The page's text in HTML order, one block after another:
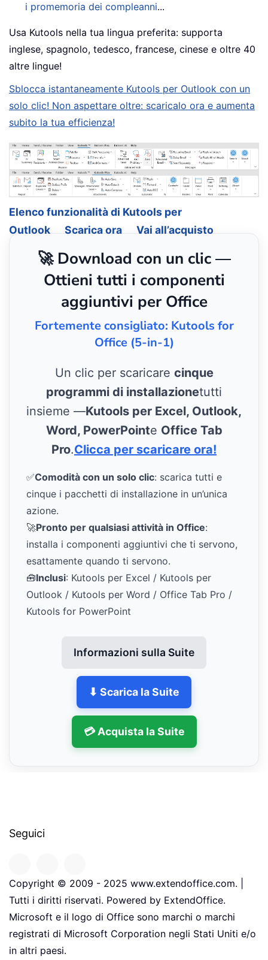
i promemoria dei compleanni...
Usa Kutools nella tua lingua preferita: supporta
inglese, spagnolo, tedesco, francese, cinese e oltre 40
altre lingue!
Sblocca istantaneamente Kutools per Outlook con un
solo clic! Non aspettare oltre: scaricalo ora e aumenta
subito la tua efficienza!
Elenco funzionalità di Kutools per
Outlook
Scarica ora Vai all’acquisto
🚀 Download con un clic —
Ottieni tutti i componenti
aggiuntivi per Office
Fortemente consigliato: Kutools for
Office (5-in-1)
Un clic per scaricare cinque
programmi di installazionetutti
insieme —Kutools per Excel, Outlook,
Word, PowerPointe Office Tab
Pro.Clicca per scaricare ora!
✅Comodità con un solo clic: scarica tutti e
cinque i pacchetti di installazione in un’unica
azione.
🚀Pronto per qualsiasi attività in Office:
installa i componenti aggiuntivi che ti servono,
esattamente quando ti servono.
🧰Inclusi: Kutools per Excel / Kutools per
Outlook / Kutools per Word / Office Tab Pro /
Kutools for PowerPoint
Informazioni sulla Suite
⬇ Scarica la Suite
💳 Acquista la Suite
Seguici
Copyright © 2009 - 2025 www.extendoffice.com. |
Tutti i diritti riservati. Powered by ExtendOffice.
Microsoft e il logo di Office sono marchi o marchi
registrati di Microsoft Corporation negli Stati Uniti e/o
in altri paesi.